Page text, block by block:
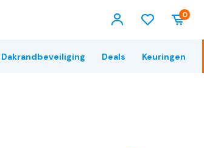
0
Dakrandbeveiliging Deals Keuringen